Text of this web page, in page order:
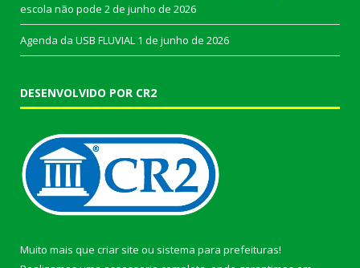
escola não pode 2 de junho de 2026
Agenda da USB FLUVIAL 1 de junho de 2026
DESENVOLVIDO POR CR2
Muito mais que criar site ou sistema para prefeituras!